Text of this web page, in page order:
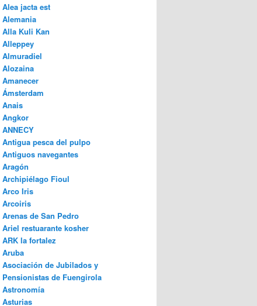
Alea jacta est
Alemania
Alla Kuli Kan
Alleppey
Almuradiel
Alozaina
Amanecer
Ámsterdam
Anais
Angkor
ANNECY
Antigua pesca del pulpo
Antiguos navegantes
Aragón
Archipiélago Fioul
Arco Iris
Arcoiris
Arenas de San Pedro
Ariel restuarante kosher
ARK la fortalez
Aruba
Asociación de Jubilados y
Pensionistas de Fuengirola
Astronomía
Asturias